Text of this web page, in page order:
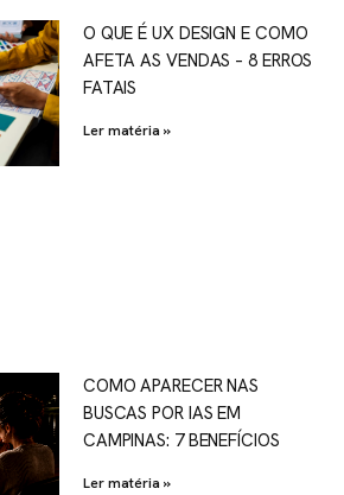
O QUE É UX DESIGN E COMO
AFETA AS VENDAS – 8 ERROS
FATAIS
Ler matéria »
COMO APARECER NAS
BUSCAS POR IAS EM
CAMPINAS: 7 BENEFÍCIOS
Ler matéria »